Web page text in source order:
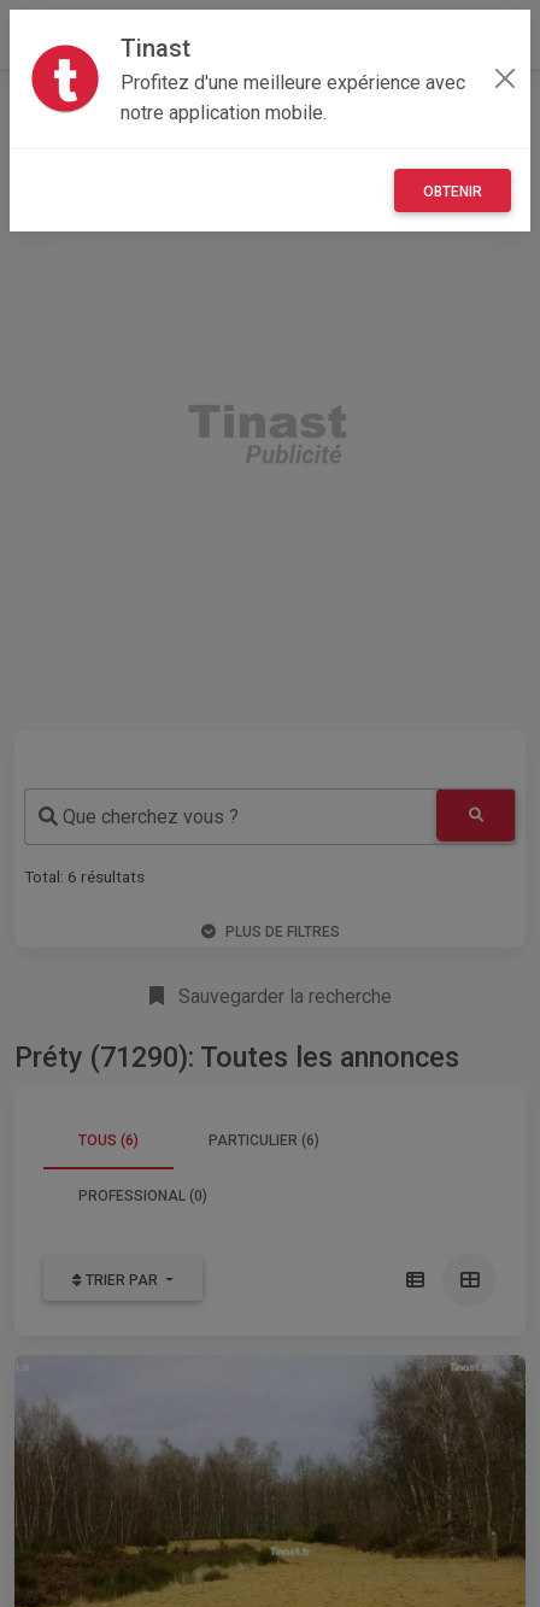
Tinast
Profitez d'une meilleure expérience avec
notre application mobile.
OBTENIR
Accueil Recherche
Bourgogne-Franche-Comté
Que cherchez vous ?
Total: 6 résultats
PLUS DE FILTRES
Sauvegarder la recherche
Préty (71290): Toutes les annonces
TOUS (6) PARTICULIER (6)
PROFESSIONAL (0)
TRIER PAR